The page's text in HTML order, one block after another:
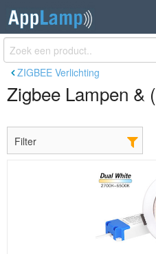
ZIGBEE Verlichting
Zigbee Lampen &
Filter